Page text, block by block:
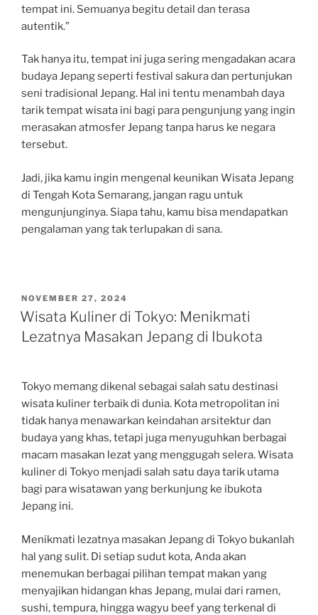
tempat ini. Semuanya begitu detail dan terasa
autentik.”
Tak hanya itu, tempat ini juga sering mengadakan acara
budaya Jepang seperti festival sakura dan pertunjukan
seni tradisional Jepang. Hal ini tentu menambah daya
tarik tempat wisata ini bagi para pengunjung yang ingin
merasakan atmosfer Jepang tanpa harus ke negara
tersebut.
Jadi, jika kamu ingin mengenal keunikan Wisata Jepang
di Tengah Kota Semarang, jangan ragu untuk
mengunjunginya. Siapa tahu, kamu bisa mendapatkan
pengalaman yang tak terlupakan di sana.
POSTED
ON
NOVEMBER 27, 2024
Wisata Kuliner di Tokyo: Menikmati
Lezatnya Masakan Jepang di Ibukota
Tokyo memang dikenal sebagai salah satu destinasi
wisata kuliner terbaik di dunia. Kota metropolitan ini
tidak hanya menawarkan keindahan arsitektur dan
budaya yang khas, tetapi juga menyuguhkan berbagai
macam masakan lezat yang menggugah selera. Wisata
kuliner di Tokyo menjadi salah satu daya tarik utama
bagi para wisatawan yang berkunjung ke ibukota
Jepang ini.
Menikmati lezatnya masakan Jepang di Tokyo bukanlah
hal yang sulit. Di setiap sudut kota, Anda akan
menemukan berbagai pilihan tempat makan yang
menyajikan hidangan khas Jepang, mulai dari ramen,
sushi, tempura, hingga wagyu beef yang terkenal di